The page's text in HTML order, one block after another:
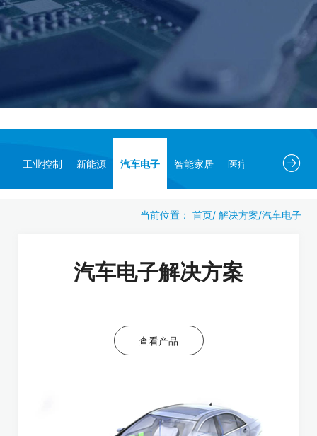
工业控制 新能源 汽车电子 智能家居 医疗电子
当前位置： 首页/ 解决方案/汽车电子
汽车电子解决方案
查看产品